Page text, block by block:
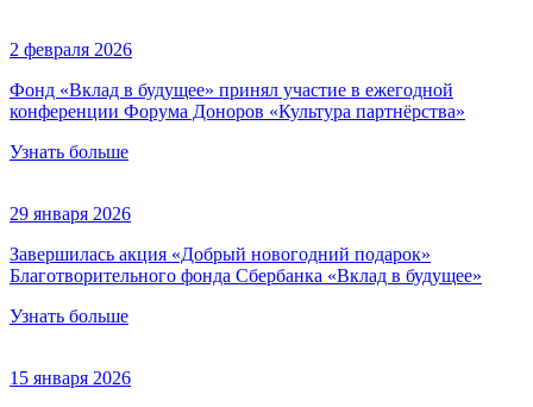
2 февраля 2026
Фонд «Вклад в будущее» принял участие в ежегодной
конференции Форума Доноров «Культура партнёрства»
Узнать больше
29 января 2026
Завершилась акция «Добрый новогодний подарок»
Благотворительного фонда Сбербанка «Вклад в будущее»
Узнать больше
15 января 2026